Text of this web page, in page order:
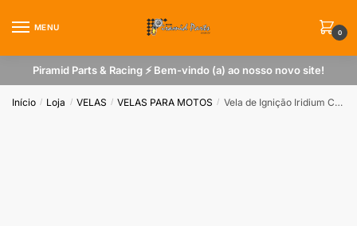
MENU
0
Piramid Parts & Racing ⚡ Bem-vindo (a) ao nosso novo site!
Início / Loja / VELAS / VELAS PARA MOTOS / Vela de Ignição Iridium Champion 9901 para Cadillac Motor 3.6 V6